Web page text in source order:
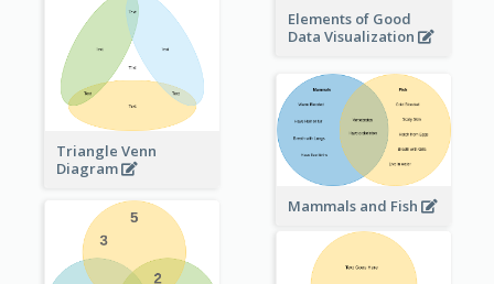
Elements of Good
Data Visualization
Triangle Venn
Diagram
Mammals and Fish